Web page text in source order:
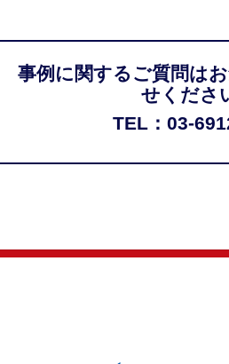
事例に関するご質問は
せくださ
TEL：03-